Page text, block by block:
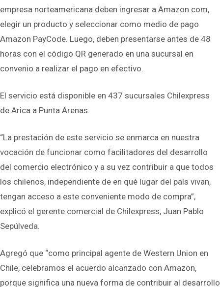
empresa norteamericana deben ingresar a Amazon.com,
elegir un producto y seleccionar como medio de pago
Amazon PayCode. Luego, deben presentarse antes de 48
horas con el código QR generado en una sucursal en
convenio a realizar el pago en efectivo.
El servicio está disponible en 437 sucursales Chilexpress
de Arica a Punta Arenas.
“La prestación de este servicio se enmarca en nuestra
vocación de funcionar como facilitadores del desarrollo
del comercio electrónico y a su vez contribuir a que todos
los chilenos, independiente de en qué lugar del país vivan,
tengan acceso a este conveniente modo de compra”,
explicó el gerente comercial de Chilexpress, Juan Pablo
Sepúlveda.
Agregó que “como principal agente de Western Union en
Chile, celebramos el acuerdo alcanzado con Amazon,
porque significa una nueva forma de contribuir al desarrollo